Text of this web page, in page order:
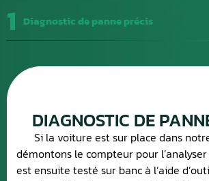
1 Diagnostic de panne précis
DIAGNOSTIC DE
Si la voiture est sur place dans
démontons le compteur pour
est ensuite testé sur banc à l’aide